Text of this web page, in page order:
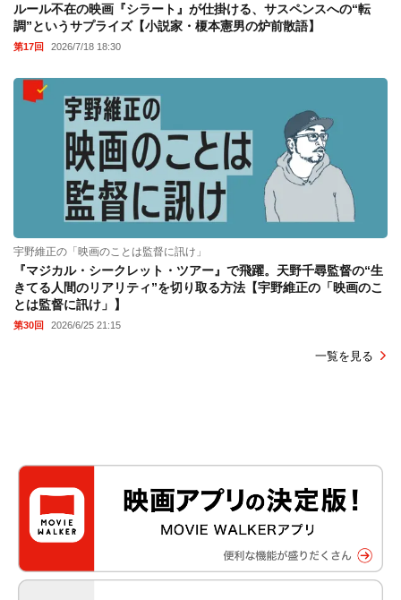
ルール不在の映画『シラート』が仕掛ける、サスペンスへの“転
調”というサプライズ【小説家・榎本憲男の炉前散語】
第17回 2026/7/18 18:30
宇野維正の「映画のことは監督に訊け」
『マジカル・シークレット・ツアー』で飛躍。天野千尋監督の“生
きてる人間のリアリティ”を切り取る方法【宇野維正の「映画のこ
とは監督に訊け」】
第30回 2026/6/25 21:15
一覧を見る